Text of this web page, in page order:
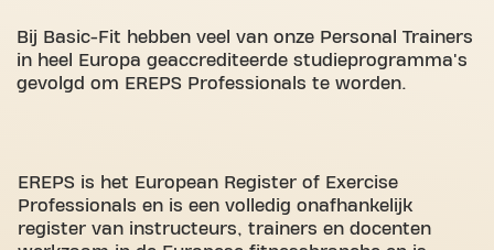
Bij Basic-Fit hebben veel van onze Personal Trainers
in heel Europa geaccrediteerde studieprogramma's
gevolgd om EREPS Professionals te worden.
EREPS is het European Register of Exercise
Professionals en is een volledig onafhankelijk
register van instructeurs, trainers en docenten